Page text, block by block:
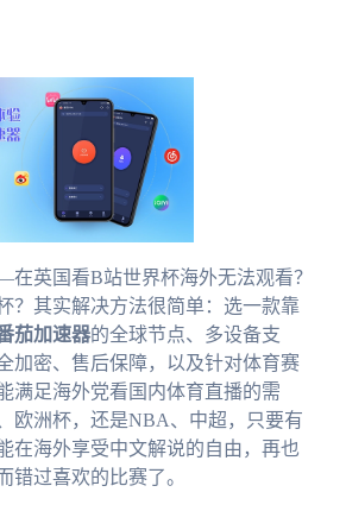
英国看B站世界杯海外无法观看？
？其实解决方法很简单：选一款靠
茄加速器的全球节点、多设备支
加密、售后保障，以及针对体育赛
满足海外党看国内体育直播的需
欧洲杯，还是NBA、中超，只要有
在海外享受中文解说的自由，再也
错过喜欢的比赛了。